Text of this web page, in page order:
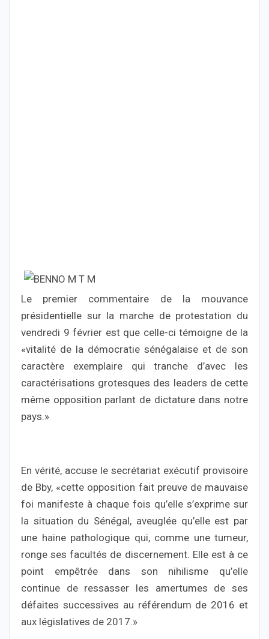
Le premier commentaire de la mouvance
présidentielle sur la marche de protestation du
vendredi 9 février est que celle-ci témoigne de la
«vitalité de la démocratie sénégalaise et de son
caractère exemplaire qui tranche d’avec les
caractérisations grotesques des leaders de cette
même opposition parlant de dictature dans notre
pays.»
En vérité, accuse le secrétariat exécutif provisoire
de Bby, «cette opposition fait preuve de mauvaise
foi manifeste à chaque fois qu’elle s’exprime sur
la situation du Sénégal, aveuglée qu’elle est par
une haine pathologique qui, comme une tumeur,
ronge ses facultés de discernement. Elle est à ce
point empêtrée dans son nihilisme qu’elle
continue de ressasser les amertumes de ses
défaites successives au référendum de 2016 et
aux législatives de 2017.»